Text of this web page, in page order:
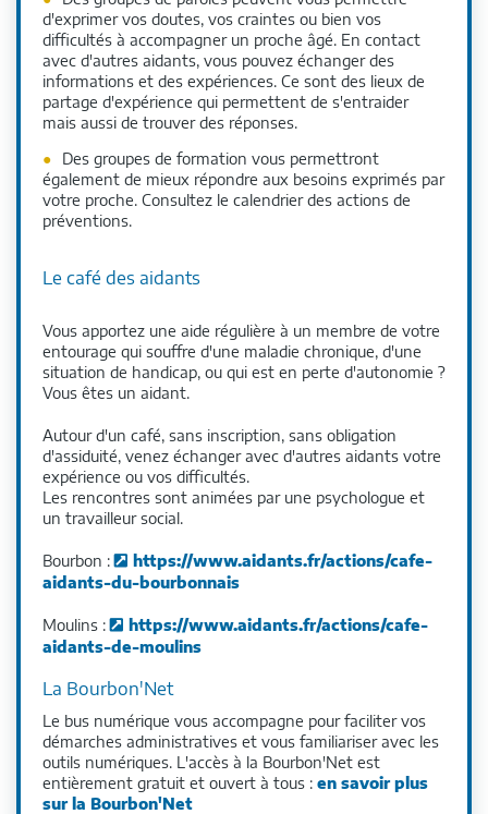
d'exprimer vos doutes, vos craintes ou bien vos
difficultés à accompagner un proche âgé. En contact
avec d'autres aidants, vous pouvez échanger des
informations et des expériences. Ce sont des lieux de
partage d'expérience qui permettent de s'entraider
mais aussi de trouver des réponses.
Des groupes de formation vous permettront
également de mieux répondre aux besoins exprimés par
votre proche. Consultez le calendrier des actions de
préventions.
Le café des aidants
Vous apportez une aide régulière à un membre de votre
entourage qui souffre d'une maladie chronique, d'une
situation de handicap, ou qui est en perte d'autonomie ?
Vous êtes un aidant.
Autour d'un café, sans inscription, sans obligation
d'assiduité, venez échanger avec d'autres aidants votre
expérience ou vos difficultés.
Les rencontres sont animées par une psychologue et
un travailleur social.
Bourbon :
https://www.aidants.fr/actions/cafe-
aidants-du-bourbonnais
Moulins :
https://www.aidants.fr/actions/cafe-
aidants-de-moulins
La Bourbon'Net
Le bus numérique vous accompagne pour faciliter vos
démarches administratives et vous familiariser avec les
outils numériques. L'accès à la Bourbon'Net est
entièrement gratuit et ouvert à tous : en savoir plus
sur la Bourbon'Net